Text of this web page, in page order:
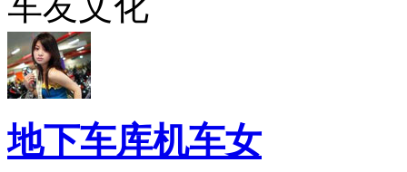
地下车库机车女